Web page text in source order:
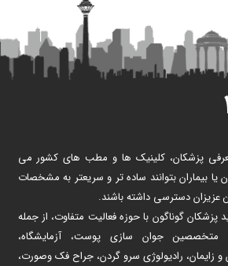
پزشکان، کلینیک ها و مطب های کشور می
یا بیماران بتوانند ساده تر و سریعتر به مشخصات
دسترسی داشته باشند.
پزشکان گوناگون با حوزه فعالیت متفاوت، از جمله
متخصصین جوان سازی پوست، آزمایشگاه،
زایمان، رادیولوژی سرو گردن، جراح فک وصورت،